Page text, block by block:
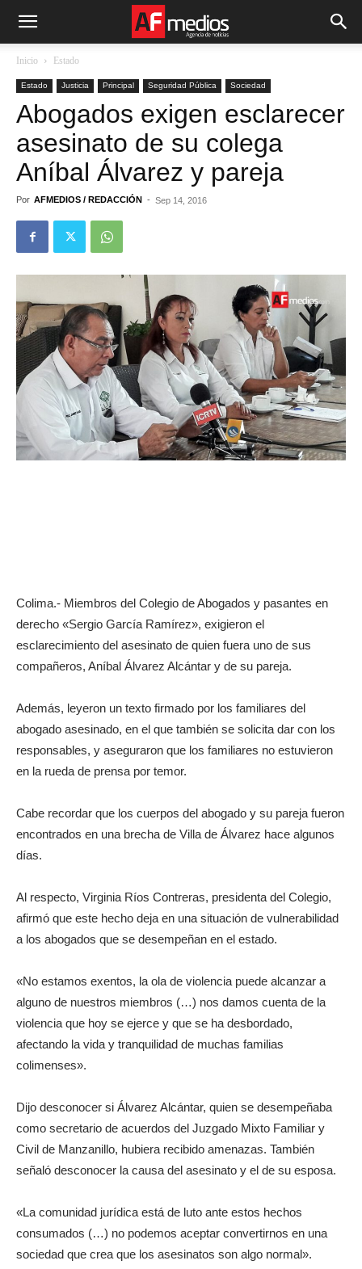
Inicio Estado
Estado Justicia Principal Seguridad Pública Sociedad
Abogados exigen esclarecer
asesinato de su colega
Aníbal Álvarez y pareja
Por AFMEDIOS / REDACCIÓN - Sep 14, 2016
Colima.- Miembros del Colegio de Abogados y pasantes en
derecho «Sergio García Ramírez», exigieron el
esclarecimiento del asesinato de quien fuera uno de sus
compañeros, Aníbal Álvarez Alcántar y de su pareja.
Además, leyeron un texto firmado por los familiares del
abogado asesinado, en el que también se solicita dar con los
responsables, y aseguraron que los familiares no estuvieron
en la rueda de prensa por temor.
Cabe recordar que los cuerpos del abogado y su pareja fueron
encontrados en una brecha de Villa de Álvarez hace algunos
días.
Al respecto, Virginia Ríos Contreras, presidenta del Colegio,
afirmó que este hecho deja en una situación de vulnerabilidad
a los abogados que se desempeñan en el estado.
«No estamos exentos, la ola de violencia puede alcanzar a
alguno de nuestros miembros (…) nos damos cuenta de la
violencia que hoy se ejerce y que se ha desbordado,
afectando la vida y tranquilidad de muchas familias
colimenses».
Dijo desconocer si Álvarez Alcántar, quien se desempeñaba
como secretario de acuerdos del Juzgado Mixto Familiar y
Civil de Manzanillo, hubiera recibido amenazas. También
señaló desconocer la causa del asesinato y el de su esposa.
«La comunidad jurídica está de luto ante estos hechos
consumados (…) no podemos aceptar convertirnos en una
sociedad que crea que los asesinatos son algo normal».